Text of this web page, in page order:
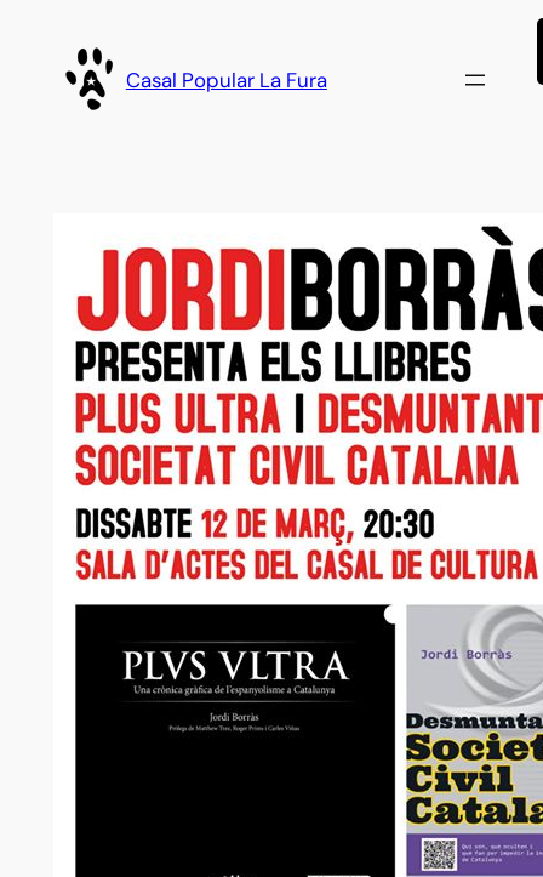
contingut
Casal Popular La Fura